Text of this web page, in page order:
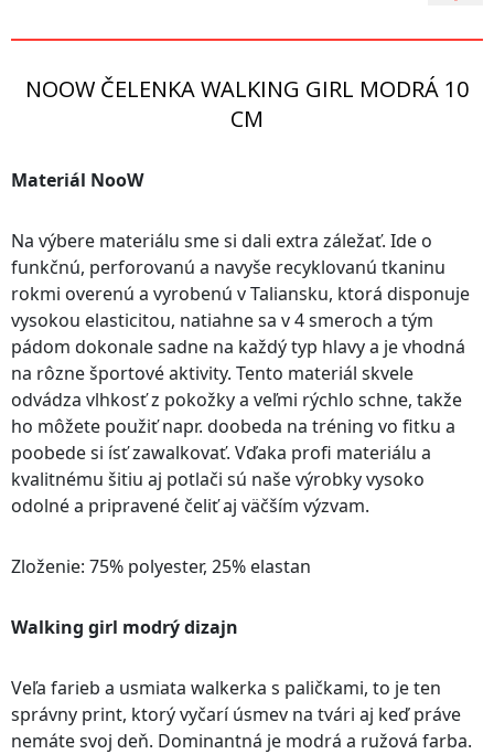
perforovanému materiálu výborne odvádza pot a rýchlo schne,
tomuto športu ukázať aj bez slov:-)
Ak Vám záleží aj na prírode, s nami si môžete byť istý, že naše
produkty vyrábame udržateľným spôsobom, nevytvárame
zbytočný odpad, šijeme v malých množstvách a za férových
podmienok doma na Slovensku.
NOOW ČELENKA WALKING GIRL MODRÁ 10
CM
Materiál NooW
Na výbere materiálu sme si dali extra záležať. Ide o
funkčnú, perforovanú a navyše recyklovanú tkaninu
rokmi overenú a vyrobenú v Taliansku, ktorá disponuje
vysokou elasticitou, natiahne sa v 4 smeroch a tým
pádom dokonale sadne na každý typ hlavy a je vhodná
na rôzne športové aktivity. Tento materiál skvele
odvádza vlhkosť z pokožky a veľmi rýchlo schne, takže
ho môžete použiť napr. doobeda na tréning vo fitku a
poobede si ísť zawalkovať. Vďaka profi materiálu a
kvalitnému šitiu aj potlači sú naše výrobky vysoko
odolné a pripravené čeliť aj väčším výzvam.
Zloženie: 75% polyester, 25% elastan
Walking girl modrý dizajn
Veľa farieb a usmiata walkerka s paličkami, to je ten
správny print, ktorý vyčarí úsmev na tvári aj keď práve
nemáte svoj deň. Dominantná je modrá a ružová farba.